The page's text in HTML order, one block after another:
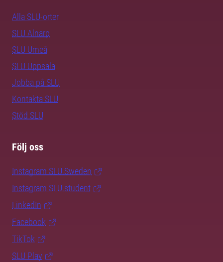
Alla SLU-orter
SLU Alnarp
SLU Umeå
SLU Uppsala
Jobba på SLU
Kontakta SLU
Stöd SLU
Följ oss
Instagram SLU.Sweden
Instagram SLU.student
LinkedIn
Facebook
TikTok
SLU Play